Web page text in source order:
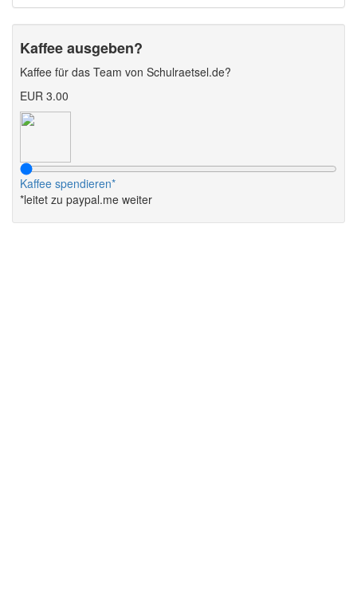
Kaffee ausgeben?
Kaffee für das Team von Schulraetsel.de?
EUR 3.00
Kaffee spendieren*
*leitet zu paypal.me weiter